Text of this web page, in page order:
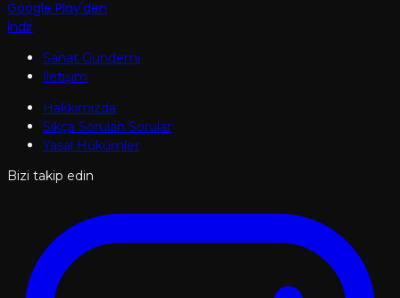
Google Play'den
İndir
Sanat Gündemi
İletişim
Hakkımızda
Sıkça Sorulan Sorular
Yasal Hükümler
Bizi takip edin